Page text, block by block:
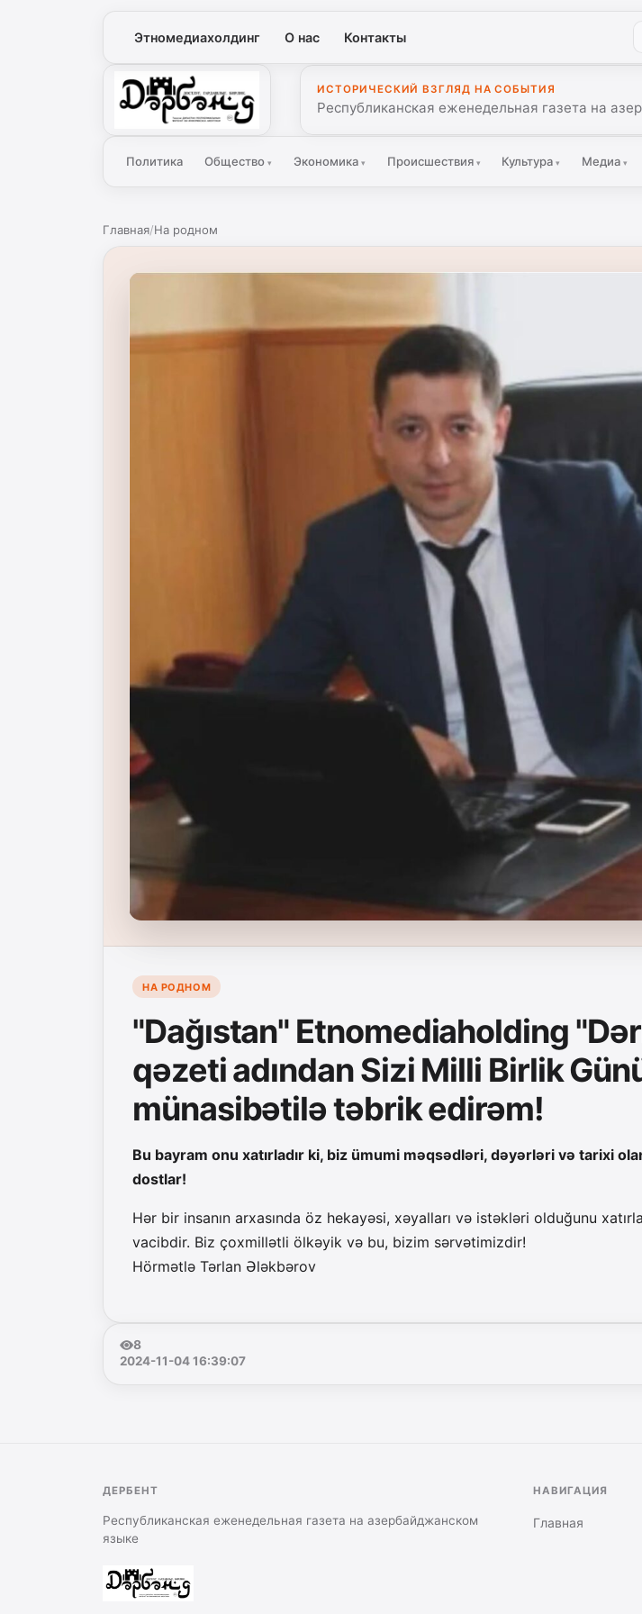
Этномедиахолдинг О нас Контакты
Дербенд
ИСТОРИЧЕСКИЙ ВЗГЛЯД НА СОБЫТИЯ
Республиканская еженедельная газета на
Политика Общество▾ Экономика ▾ Происшествия ▾ Культура▾ Медиа▾
Главная/На родном
НА РОДНОМ
"Dağıstan" Etnomediaholding
qəzeti adından Sizi Milli Birlik
münasibətilə təbrik edirəm!
Bu bayram onu xatırladır ki, biz ümumi məqsədləri, dəyərləri və tarixi
dostlar!
Hər bir insanın arxasında öz hekayəsi, xəyalları və istəkləri olduğunu
vacibdir. Biz çoxmillətli ölkəyik və bu, bizim sərvətimizdir!
Hörmətlə Tərlan Ələkbərov
8
2024-11-04 16:39:07
ДЕРБЕНТ
Республиканская еженедельная газета на азербайджанском
языке
НАВИГАЦИЯ
Главная